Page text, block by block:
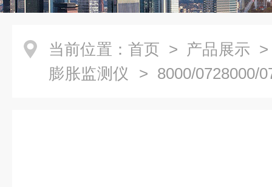
当前位置： 首页 > 产品展示
膨胀监测仪 > 8000/0728000/